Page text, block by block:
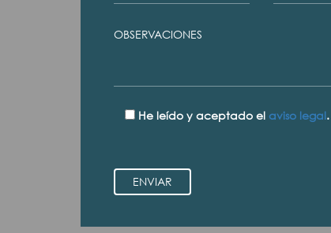
He leído y aceptado el aviso legal.
ENVIAR